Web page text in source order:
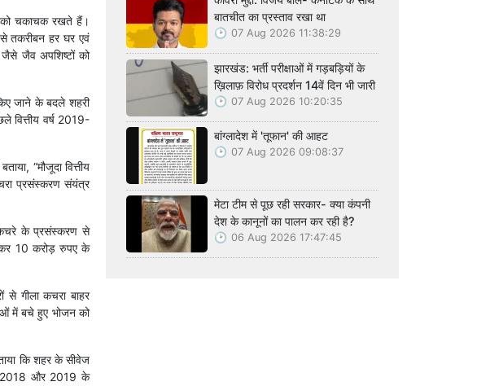
को चकाचक रखते हैं।
तकरीबन हर घर एवं
जैसे जैव अपशिष्टों को
जाने के बदले शहरी
वित्तीय वर्ष 2019-
“मौजूदा वित्तीय
प्रसंस्करण संयंत्र
के प्रसंस्करण से
10 करोड़ रुपए के
गीला कचरा बाहर
में बचे हुए भोजन को
कि शहर के सीवेज
2018 और 2019 के
बातचीत का प्रस्ताव रखा था
07 Aug 2026 11:38:29
झारखंड: भर्ती परीक्षाओं में गड़बड़ियों के
ख़िलाफ़ विरोध प्रदर्शन 14वें दिन भी जारी
07 Aug 2026 10:20:35
बांग्लादेश में 'तूफान' की आहट
07 Aug 2026 09:08:37
मेटा टीम से पूछ रही सरकार- क्या कंपनी
देश के कानूनों का पालन कर रही है?
06 Aug 2026 17:47:45